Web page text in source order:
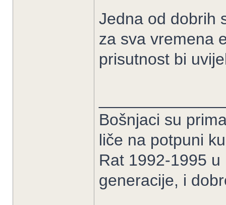
Jedna od dobrih
za sva vremena
prisutnost bi
Bošnjaci su
liče na potpuni
Rat 1992-1995
generacije, i